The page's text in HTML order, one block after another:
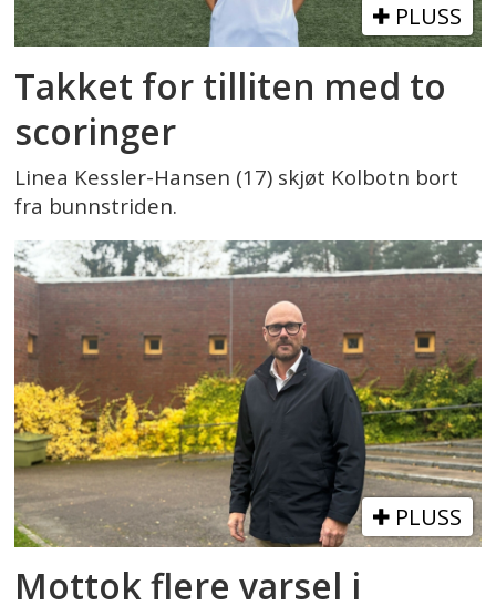
PLUSS
Takket for tilliten med to
scoringer
Linea Kessler-Hansen (17) skjøt Kolbotn bort
fra bunnstriden.
PLUSS
Mottok flere varsel i